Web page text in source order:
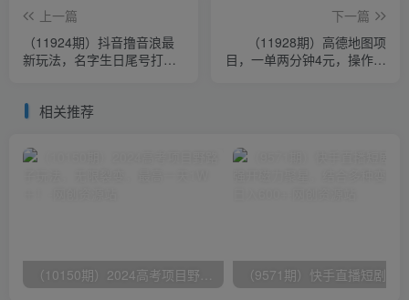
上一篇
（11924期）抖音撸音浪最
新玩法，名字生日尾号打分
下一篇
（11928期）高德地图项
目，一单两分钟4元，操作简
相关推荐
（10150期）2024高考项目野路子玩法，无限裂变，最高一天1W＋！